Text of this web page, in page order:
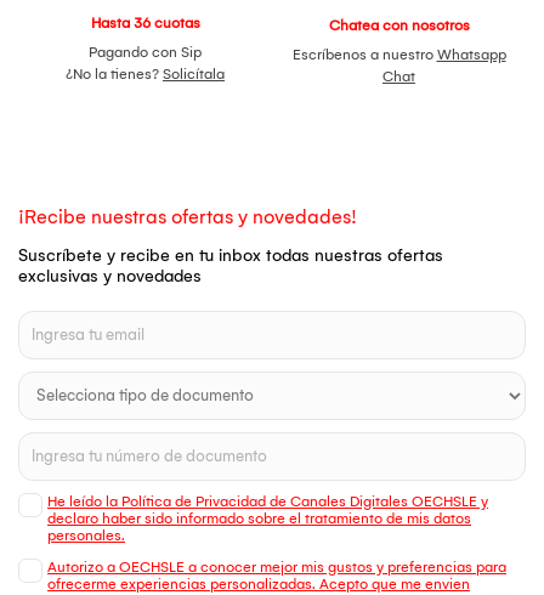
Hasta 36 cuotas
Pagando con Sip
¿No la tienes? Solicítala
Chatea con nosotros
Escríbenos a nuestro Whatsapp
Chat
¡Recibe nuestras ofertas y novedades!
Suscríbete y recibe en tu inbox todas nuestras ofertas
exclusivas y novedades
He leído la Política de Privacidad de Canales Digitales OECHSLE y
declaro haber sido informado sobre el tratamiento de mis datos
personales.
Autorizo a OECHSLE a conocer mejor mis gustos y preferencias para
ofrecerme experiencias personalizadas. Acepto que me envien